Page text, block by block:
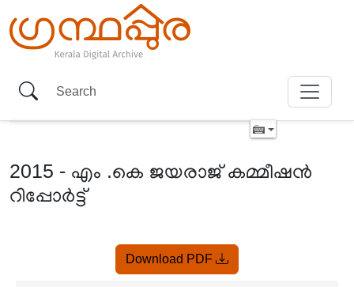
2015 - എം .കെ ജയരാജ് കമ്മീഷൻ
റിപ്പോർട്ട്
Download PDF